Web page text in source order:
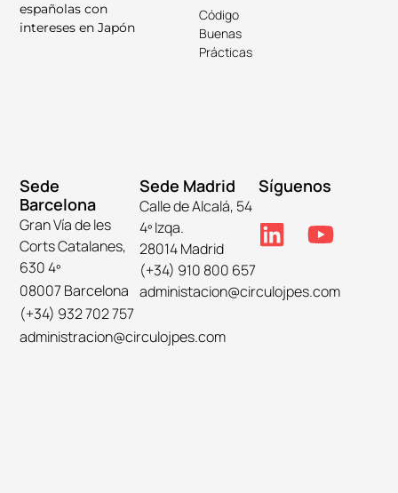
españolas con
intereses en Japón
Código
Buenas
Prácticas
Sede
Barcelona
Gran Vía de les
Corts Catalanes,
630 4º
08007 Barcelona
(+34) 932 702 757
administracion@circulojpes.com
Sede Madrid
Calle de Alcalá, 54
4º Izqa.
28014 Madrid
(+34) 910 800 657
administacion@circulojpes.com
Síguenos